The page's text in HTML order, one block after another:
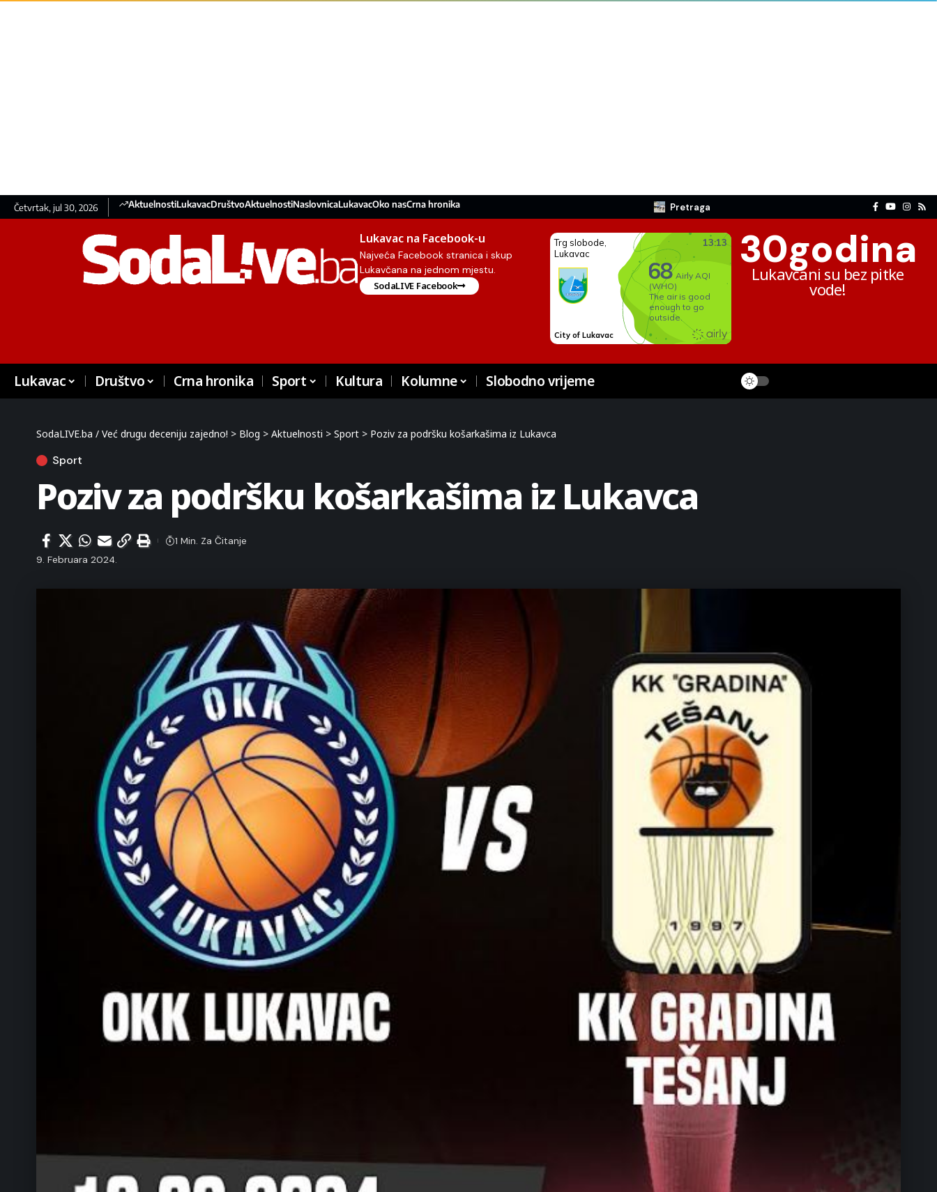
Četvrtak, jul 30, 2026 AktuelnostiLukavacDruštvoAktuelnostiNaslovnicaLukavacOko nasCrna hronika Pretraga
Lukavac na Facebook-u
Najveća Facebook stranica i skup
Lukavčana na jednom mjestu.
SodaLIVE Facebook
30godina
Lukavčani su bez pitke
vode!
Lukavac Društvo Crna hronika Sport Kultura Kolumne Slobodno vrijeme
SodaLIVE.ba / Već drugu deceniju zajedno! > Blog > Aktuelnosti > Sport > Poziv za podršku košarkašima iz Lukavca
Sport
Poziv za podršku košarkašima iz Lukavca
9. Februara 2024.
1 Min. Za Čitanje